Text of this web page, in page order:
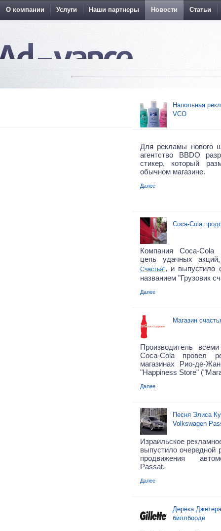
О компании Услуги Наши партнеры Новости Статьи
Напольная
VCO
Для рекламы нового
агентство BBDO
стикер, который
обычном магазине.
Далее
Coca-Cola
Компания Coca-Cola
цепь удачных
Счастья", и выпустило
названием "Грузовик
Далее
Магазин
Производитель
Coca-Cola провел
магазинах Рио-де-
"Happiness Store"
Далее
Песня Элиса
Volkswagen
Израильское
выпустило очередной
продвижения
Passat.
Далее
Дерека
биллборде